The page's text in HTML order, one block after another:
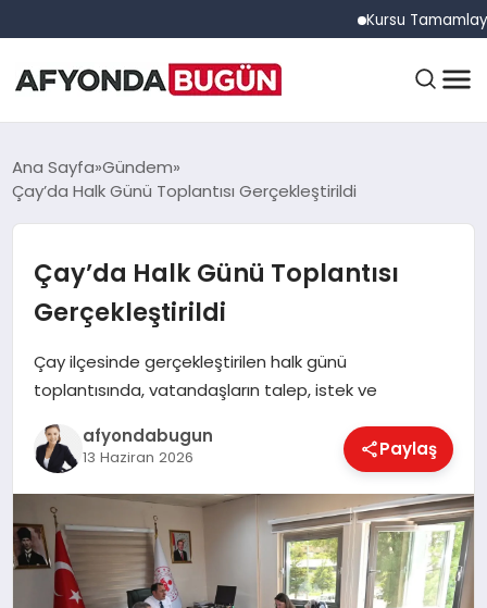
Kursu Tamamlayan
ANASAYFA
EĞITIM
DÜNYA
MAGAZIN
Ana Sayfa Gündem
Çay’da Halk Günü Toplantısı Gerçekleştirildi
Çay’da Halk Günü Toplantısı
Gerçekleştirildi
Çay ilçesinde gerçekleştirilen halk günü
toplantısında, vatandaşların talep, istek ve
afyondabugun
13 Haziran 2026 Paylaş